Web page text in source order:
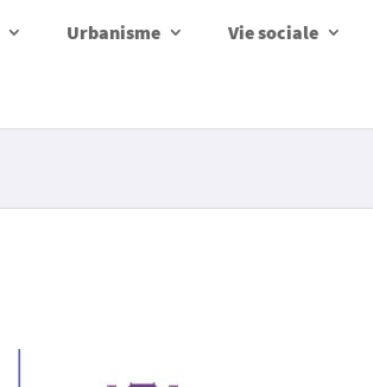
Urbanisme Vie sociale